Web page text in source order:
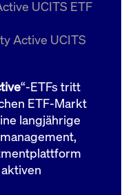
UCITS ETF
Active UCITS
“-ETFs tritt
ETF-Markt
langjährige